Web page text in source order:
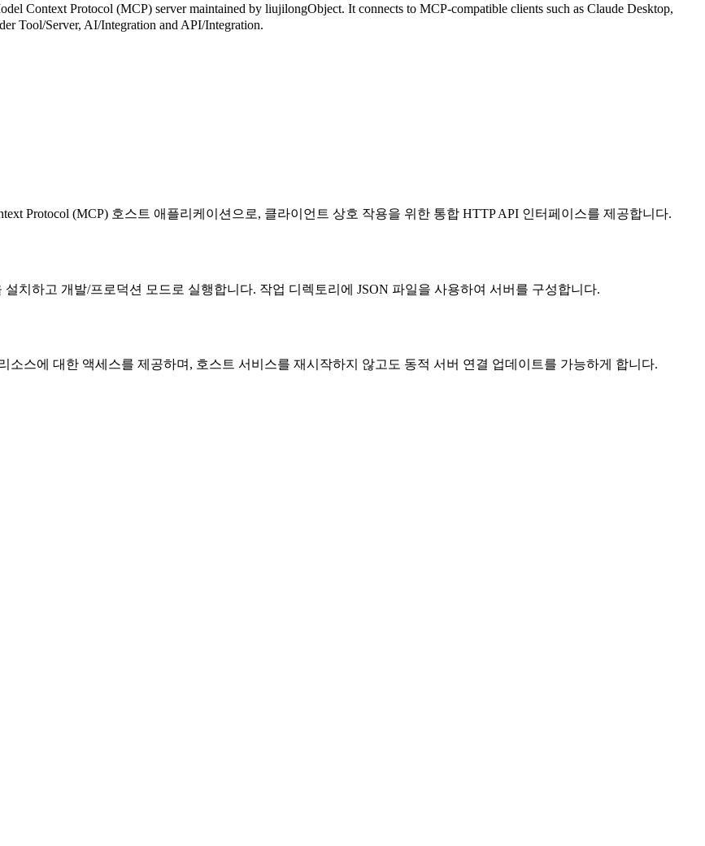
Context Protocol (MCP) server maintained by liujilongObject. It connects to MCP-compatible clients such as Claude Desktop,
Tool/Server, AI/Integration and API/Integration.
Protocol (MCP) 호스트 애플리케이션으로, 클라이언트 상호 작용을 위한 통합 HTTP API 인터페이스를 제공합니다.
치하고 개발/프로덕션 모드로 실행합니다. 작업 디렉토리에 JSON 파일을 사용하여 서버를 구성합니다.
소스에 대한 액세스를 제공하며, 호스트 서비스를 재시작하지 않고도 동적 서버 연결 업데이트를 가능하게 합니다.